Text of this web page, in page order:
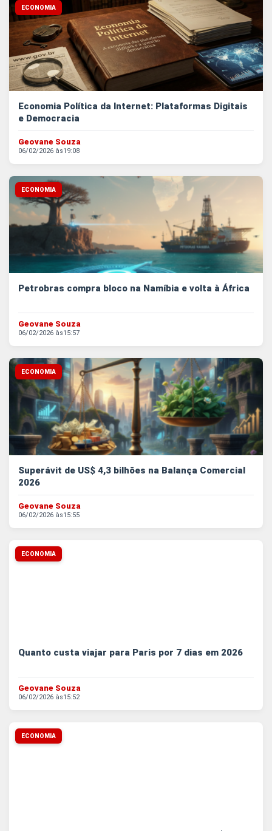
ECONOMIA
Economia Política da Internet: Plataformas Digitais
e Democracia
Geovane Souza
06/02/2026 às19:08
ECONOMIA
Petrobras compra bloco na Namíbia e volta à África
Geovane Souza
06/02/2026 às15:57
ECONOMIA
Superávit de US$ 4,3 bilhões na Balança Comercial
2026
Geovane Souza
06/02/2026 às15:55
ECONOMIA
Quanto custa viajar para Paris por 7 dias em 2026
Geovane Souza
06/02/2026 às15:52
ECONOMIA